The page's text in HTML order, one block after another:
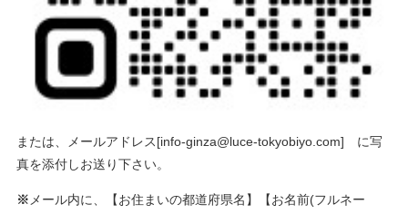
または、メールアドレス[info-ginza@luce-tokyobiyo.com] に写
真を添付しお送り下さい。
※メール内に、【お住まいの都道府県名】【お名前(フルネー